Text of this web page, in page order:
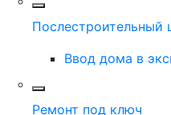
Послестроительный
Ввод дома в
Ремонт под ключ